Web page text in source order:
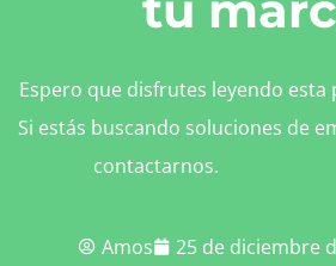
Espero que disfrutes leyendo esta
Si estás buscando soluciones de
contactarnos.
Amos 25 de diciembre